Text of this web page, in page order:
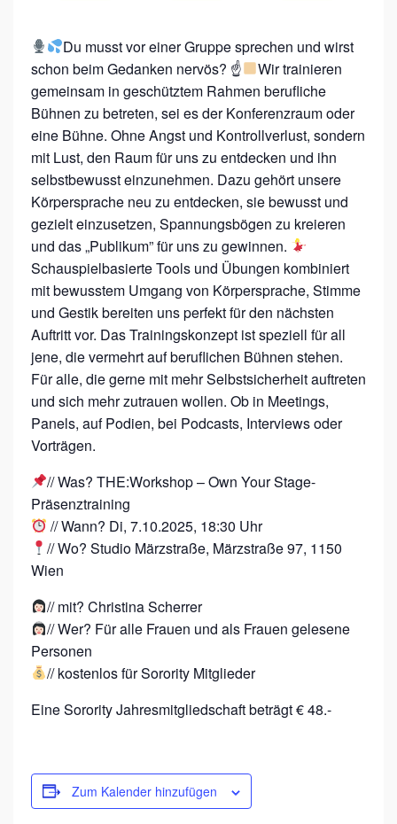
S
H
O
P
–
O
W
N
Y
O
U
R
S
T
A
G
–
P
R
Ä
S
E
N
Z
T
I
N
Du musst vor einer Gruppe sprechen und wirst
schon beim Gedanken nervös? ☝
Wir trainieren
gemeinsam in geschütztem Rahmen berufliche
Bühnen zu betreten, sei es der Konferenzraum oder
eine Bühne. Ohne Angst und Kontrollverlust, sondern
mit Lust, den Raum für uns zu entdecken und ihn
selbstbewusst einzunehmen. Dazu gehört unsere
Körpersprache neu zu entdecken, sie bewusst und
gezielt einzusetzen, Spannungsbögen zu kreieren
und das „Publikum” für uns zu gewinnen.
Schauspielbasierte Tools und Übungen kombiniert
mit bewusstem Umgang von Körpersprache, Stimme
und Gestik bereiten uns perfekt für den nächsten
Auftritt vor. Das Trainingskonzept ist speziell für all
jene, die vermehrt auf beruflichen Bühnen stehen.
Für alle, die gerne mit mehr Selbstsicherheit auftreten
und sich mehr zutrauen wollen. Ob in Meetings,
Panels, auf Podien, bei Podcasts, Interviews oder
Vorträgen.
// Was? THE:Workshop – Own Your Stage-
Präsenztraining
// Wann? Di, 7.10.2025, 18:30 Uhr
// Wo? Studio Märzstraße, Märzstraße 97, 1150
Wien
// mit? Christina Scherrer
// Wer? Für alle Frauen und als Frauen gelesene
Personen
// kostenlos für Sorority Mitglieder
Eine Sorority Jahresmitgliedschaft beträgt € 48.-
Zum Kalender hinzufügen